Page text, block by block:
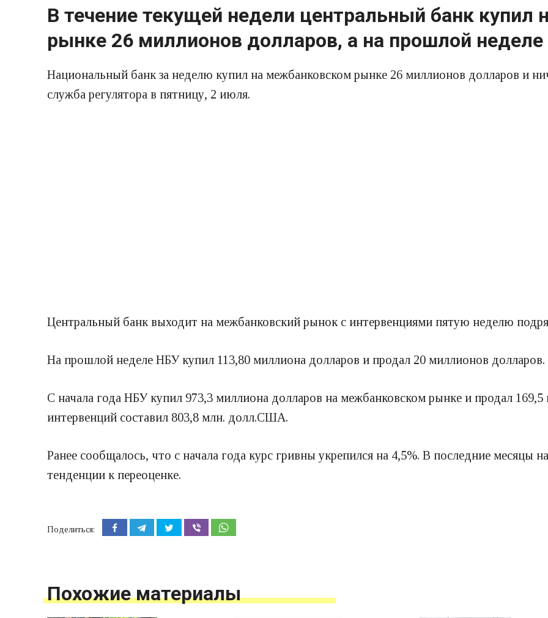
В течение текущей недели центральный банк купил
рынке 26 миллионов долларов, а на прошлой
Национальный банк за неделю купил на межбанковском рынке 26 миллионов долларов и
служба регулятора в пятницу, 2 июля.
Центральный банк выходит на межбанковский рынок с интервенциями пятую неделю
На прошлой неделе НБУ купил 113,80 миллиона долларов и продал 20 миллионов долларов.
С начала года НБУ купил 973,3 миллиона долларов на межбанковском рынке и продал
интервенций составил 803,8 млн. долл.США.
Ранее сообщалось, что с начала года курс гривны укрепился на 4,5%. В последние
тенденции к переоценке.
Поделиться:
Похожие материалы